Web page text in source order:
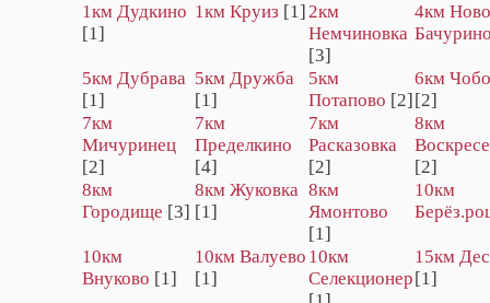
1км Дудкино
[1]
1км Круиз [1] 2км
Немчиновка
[3]
4км
5км Дубрава
[1]
5км Дружба
[1]
5км
Потапово [2]
6км
[2]
7км
Мичуринец
[2]
7км
Пределкино
[4]
7км
Расказовка
[2]
8км
[2]
8км
Городище [3]
8км Жуковка
[1]
8км
Ямонтово
[1]
10км
10км
Внуково [1]
10км Валуево
[1]
10км
Селекционер
15км
[1]